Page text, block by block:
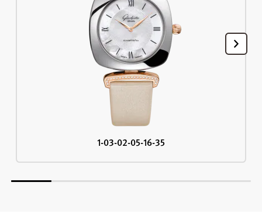
English Deutsch
Cerrar menú
1-03-02-05-16-35